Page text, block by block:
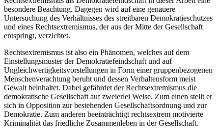
besondere Beachtung. Dagegen wird auf eine genauere
Untersuchung des Verhältnisses des streitbaren Demokratieschutzes
und eines Rechtsextremismus, der aus der Mitte der Gesellschaft
entspringt, verzichtet.
Rechtsextremismus ist also ein Phänomen, welches auf dem
Einstellungsmuster der Demokratiefeindschaft und auf
Ungleichwertigkeitsvorstellungen in Form einer gruppenbezogenen
Menschenverachtung beruht und dessen Verhaltensform meist
Gewalt beinhaltet. Dabei gefährdet der Rechtsextremismus die
demokratische Gesellschaft auf zweierlei Weise. Zum einen stellt er
sich in Opposition zur bestehenden Gesellschaftsordnung und zur
Demokratie. Zum anderen beeinträchtigt rechtsextrem motivierte
Kriminalität das friedliche Zusammenleben in der Gesellschaft.